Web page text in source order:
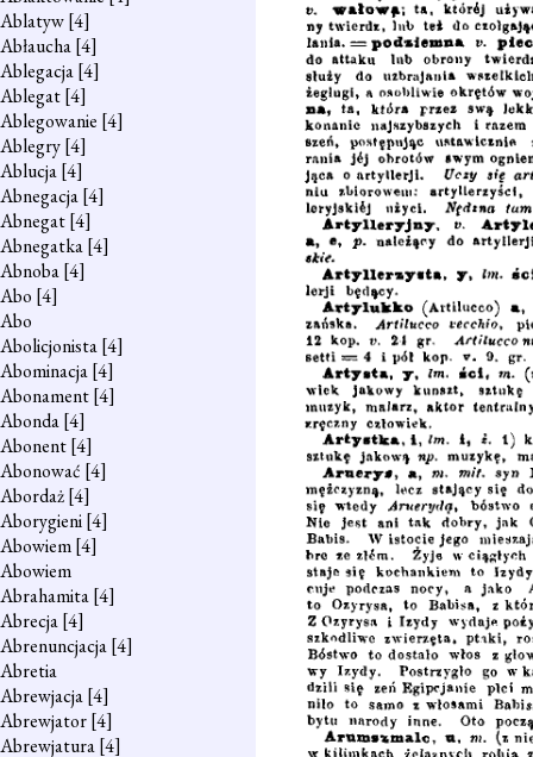
Ablatyw[4]
Abłaucha[4]
Ablegacja[4]
Ablegat[4]
Ablegowanie [4]
Ablegry[4]
Ablucja[4]
Abnegacja[4]
Abnegat[4]
Abnegatka[4]
Abnoba[4]
Abo [4]
Abo
Abolicjonista[4]
Abominacja[4]
Abonament[4]
Abonda[4]
Abonent[4]
Abonować [4]
Abordaż[4]
Aborygieni[4]
Abowiem[4]
Abowiem
Abrahamita[4]
Abrecja[4]
Abrenuncjacja[4]
Abretia
Abrewjacja[4]
Abrewjator[4]
Abrewjatura[4]